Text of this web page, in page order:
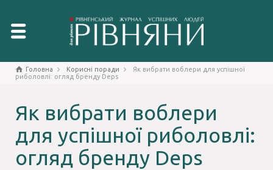
Головна Корисні поради
Як вибрати воблери для успішної
риболовлі: огляд бренду Deps
Як вибрати воблери
для успішної риболовлі:
огляд бренду Deps